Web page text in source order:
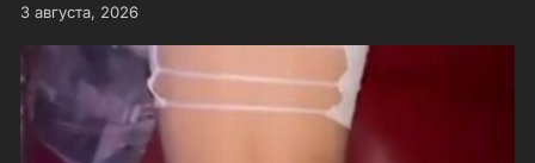
3 августа, 2026